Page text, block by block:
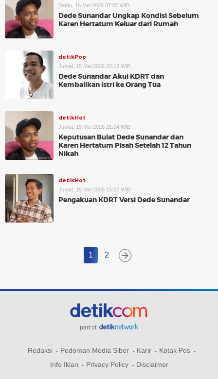
Sabtu, 16 Mei 2026 07:07 WIB
Dede Sunandar Ungkap Kondisi Sebelum
Karen Hertatum Keluar dari Rumah
detikPop
Jumat, 15 Mei 2026 22:12 WIB
Dede Sunandar Akui KDRT dan
Kembalikan Istri ke Orang Tua
detikHot
Jumat, 15 Mei 2026 21:04 WIB
Keputusan Bulat Dede Sunandar dan
Karen Hertatum Pisah Setelah 12 Tahun
Nikah
detikHot
Jumat, 15 Mei 2026 15:07 WIB
Pengakuan KDRT Versi Dede Sunandar
1 2
part of
Redaksi Pedoman Media Siber Karir
Kotak Pos
Info Iklan
Privacy Policy Disclaimer